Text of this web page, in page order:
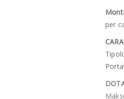
per